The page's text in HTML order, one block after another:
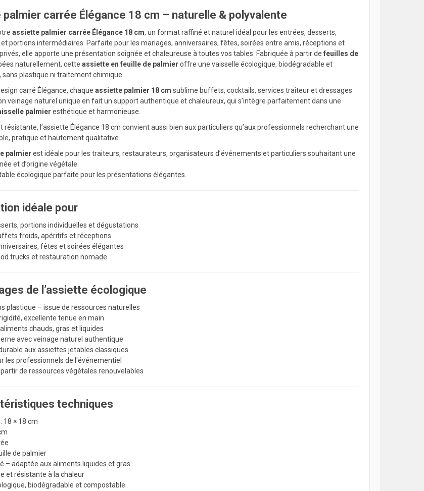
carrée Élégance 18 cm – naturelle & polyvalente
assiette palmier carrée Élégance 18 cm, un format raffiné et naturel idéal pour les entrées, desserts,
portions intermédiaires. Parfaite pour les mariages, anniversaires, fêtes, soirées entre amis, réceptions et
elle apporte une présentation soignée et chaleureuse à toutes vos tables. Fabriquée à partir de feuilles de
naturellement, cette assiette en feuille de palmier offre une vaisselle écologique, biodégradable et
plastique ni traitement chimique.
carré Élégance, chaque assiette palmier 18 cm sublime buffets, cocktails, services traiteur et dressages
veinage naturel unique en fait un support authentique et chaleureux, qui s’intègre parfaitement dans une
palmier esthétique et harmonieuse.
résistante, l’assiette Élégance 18 cm convient aussi bien aux particuliers qu’aux professionnels recherchant une
pratique et hautement qualitative.
palmier est idéale pour les traiteurs, restaurateurs, organisateurs d’événements et particuliers souhaitant une
et d’origine végétale.
écologique parfaite pour les présentations élégantes.
idéale pour
portions individuelles et dégustations
froids, apéritifs et réceptions
fêtes et soirées élégantes
trucks et restauration nomade
de l’assiette écologique
plastique – issue de ressources naturelles
excellente tenue en main
chauds, gras et liquides
avec veinage naturel authentique
aux assiettes jetables classiques
les professionnels de l'événementiel
partir de ressources végétales renouvelables
techniques
18 × 18 cm
de palmier
– adaptée aux aliments liquides et gras
et résistante à la chaleur
biodégradable et compostable